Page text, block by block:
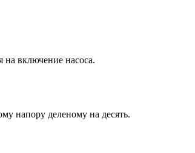
включение насоса.
напору деленому на десять.